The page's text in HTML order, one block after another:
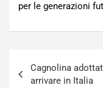
per le generazioni
articoli
Cagnolina
arrivare in Italia